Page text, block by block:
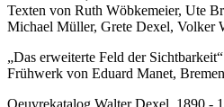
Texten von Ruth Wöbkemeier, Ute
Michael Müller, Grete Dexel, Volker
„Das erweiterte Feld der
Frühwerk von Eduard Manet,